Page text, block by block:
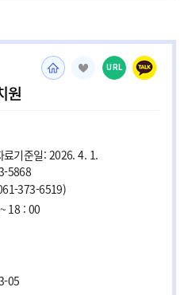
원
URL
료기준일: 2026. 4. 1.
5868
373-6519)
18 : 00
05